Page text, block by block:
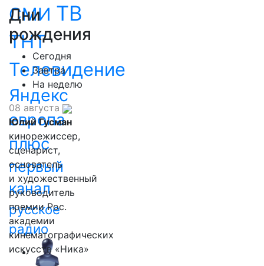
СМИ ТВ
ТНТ
Телевидение
Яндекс
европа
плюс
первый
канал
русское
радио
Дни
рождения
Сегодня
Завтра
На неделю
08 августа
Юлий Гусман
кинорежиссер,
сценарист,
основатель
и художественный
руководитель
премии Рос.
академии
кинематографических
искусств «Ника»